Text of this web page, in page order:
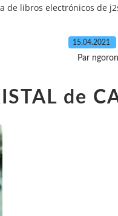
de libros electrónicos de
15.04.2021
Par
de